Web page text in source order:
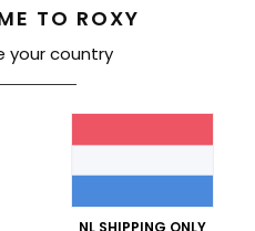
TO ROXY
your country